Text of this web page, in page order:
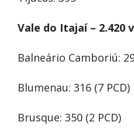
Vale do Itajaí – 2.420
Balneário Camboriú:
Blumenau: 316 (7 PCD)
Brusque: 350 (2 PCD)